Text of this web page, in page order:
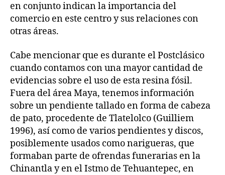
en conjunto indican la importancia del
comercio en este centro y sus relaciones con
otras áreas.
Cabe mencionar que es durante el Postclásico
cuando contamos con una mayor cantidad de
evidencias sobre el uso de esta resina fósil.
Fuera del área Maya, tenemos información
sobre un pendiente tallado en forma de cabeza
de pato, procedente de Tlatelolco (Guilliem
1996), así como de varios pendientes y discos,
posiblemente usados como narigueras, que
formaban parte de ofrendas funerarias en la
Chinantla y en el Istmo de Tehuantepec, en